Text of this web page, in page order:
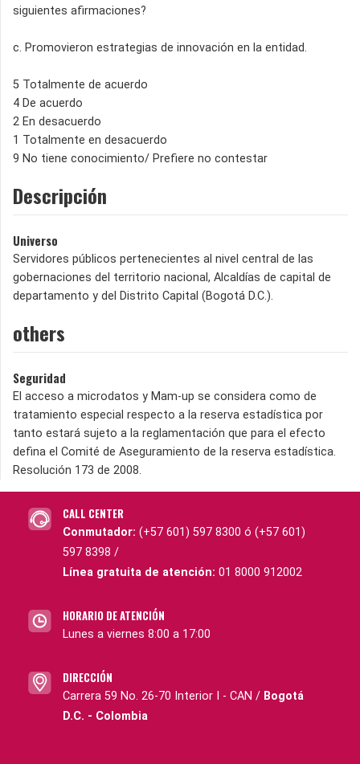
siguientes afirmaciones?
c. Promovieron estrategias de innovación en la entidad.
5 Totalmente de acuerdo
4 De acuerdo
2 En desacuerdo
1 Totalmente en desacuerdo
9 No tiene conocimiento/ Prefiere no contestar
Descripción
Universo
Servidores públicos pertenecientes al nivel central de las
gobernaciones del territorio nacional, Alcaldías de capital de
departamento y del Distrito Capital (Bogotá D.C.).
others
Seguridad
El acceso a microdatos y Mam-up se considera como de
tratamiento especial respecto a la reserva estadística por
tanto estará sujeto a la reglamentación que para el efecto
defina el Comité de Aseguramiento de la reserva estadística.
Resolución 173 de 2008.
CALL CENTER
Conmutador: (+57 601) 597 8300 ó (+57 601)
597 8398 /
Línea gratuita de atención: 01 8000 912002
HORARIO DE ATENCIÓN
Lunes a viernes 8:00 a 17:00
DIRECCIÓN
Carrera 59 No. 26-70 Interior I - CAN / Bogotá
D.C. - Colombia